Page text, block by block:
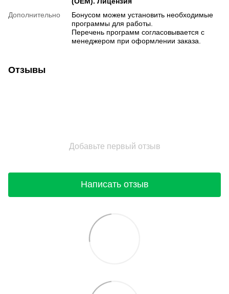
Дополнительно
Бонусом можем установить необходимые
программы для работы.
Перечень программ согласовывается с
менеджером при оформлении заказа.
Отзывы
Добавьте первый отзыв
Написать отзыв